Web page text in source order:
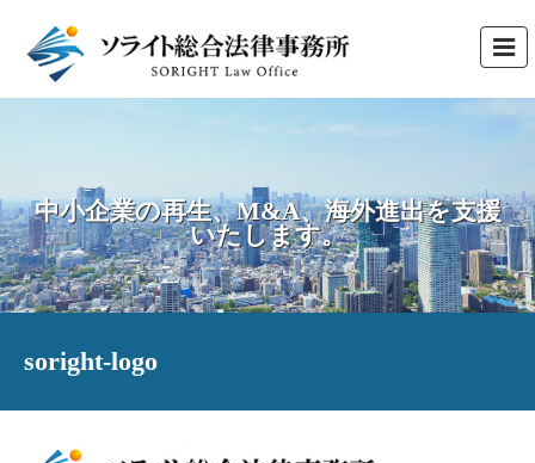
中小企業の再生、M&A、海外進出を支援
いたします。
soright-logo